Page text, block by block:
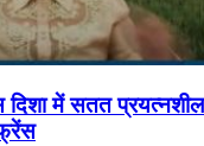
में सतत प्रयत्नशील